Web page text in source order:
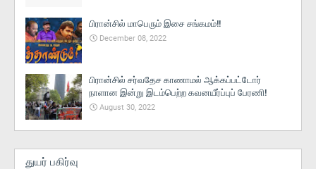
பிரான்சில் மாபெரும் இசை சங்கமம்!!
December 08, 2022
பிரான்சில் சர்வதேச காணாமல் ஆக்கப்பட்டோர்
நாளான இன்று இடம்பெற்ற கவனயீர்ப்புப் பேரணி!
August 30, 2022
துயர் பகிர்வு